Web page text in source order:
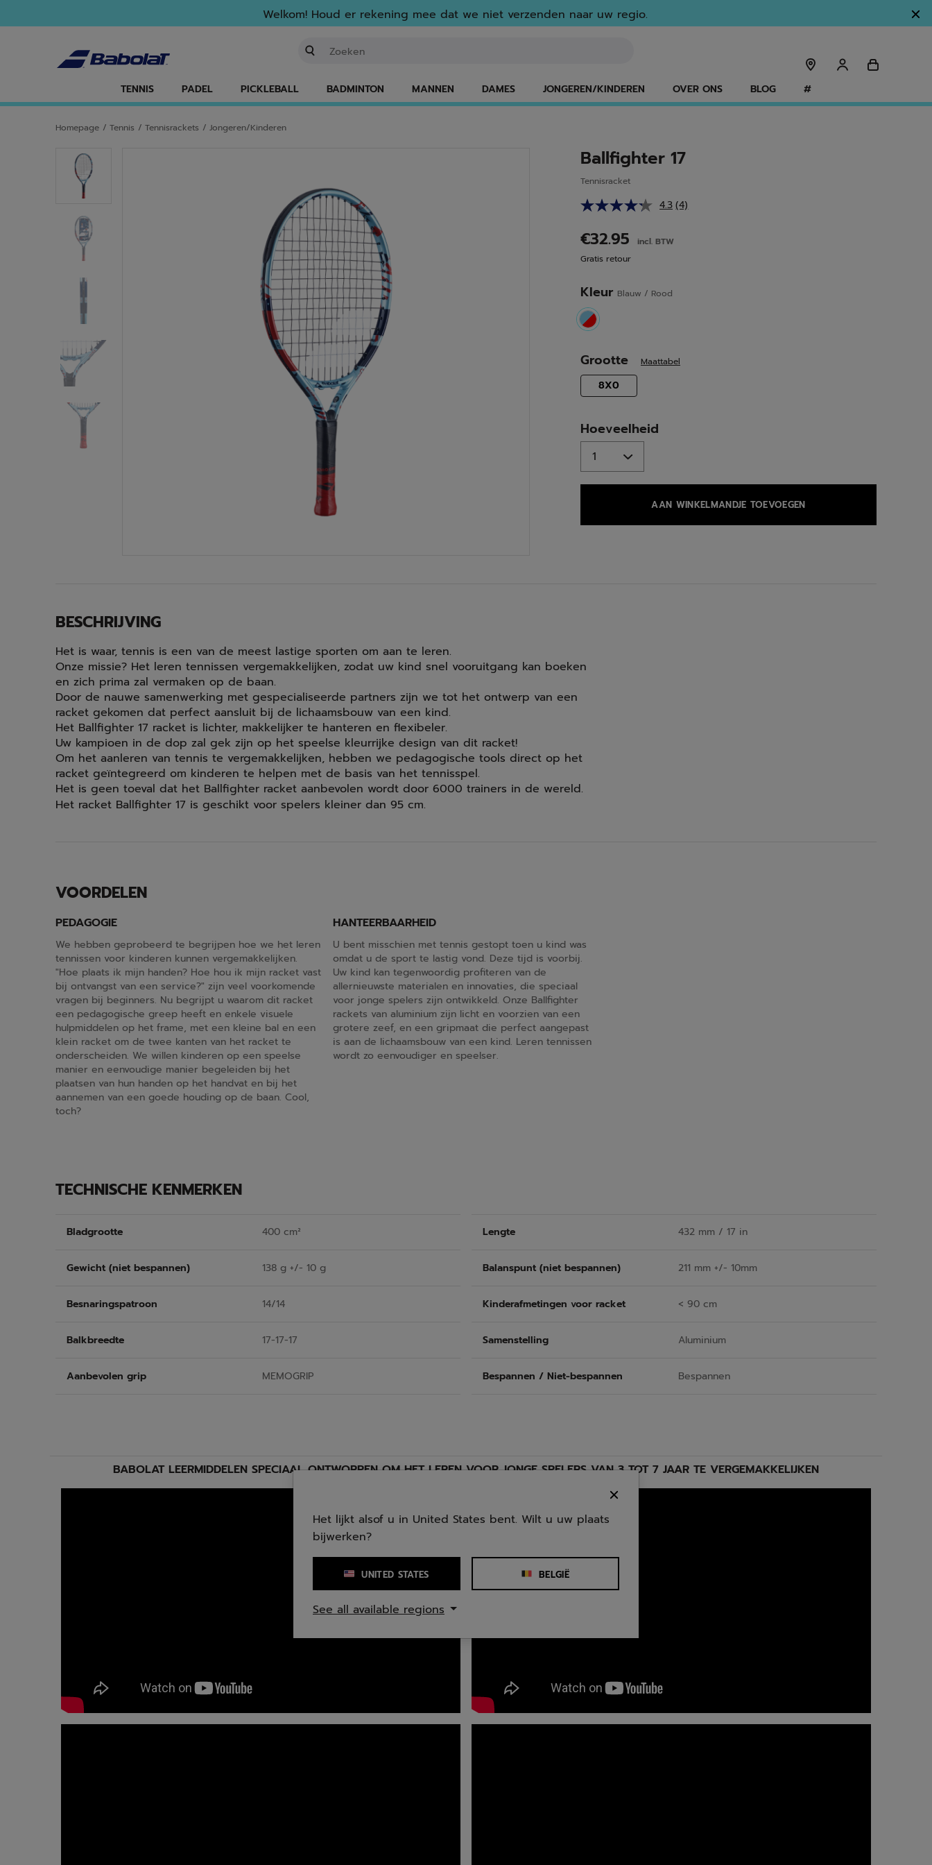
Welkom! Houd er rekening mee dat we niet verzenden naar uw regio.
TENNIS PADEL PICKLEBALL BADMINTON MANNEN DAMES JONGEREN/KINDEREN OVER ONS BLOG #
Homepage / Tennis / Tennisrackets / Jongeren/Kinderen
Ballfighter 17
Tennisracket
4.3 Lees
(4)
€32.95
incl. BTW
Gratis retour
Kleur Blauw / Rood
selected
Grootte Maattabel
8X0
Hoeveelheid
AAN WINKELMANDJE TOEVOEGEN
BESCHRIJVING
Het is waar, tennis is een van de meest lastige sporten om aan te leren.
Onze missie? Het leren tennissen vergemakkelijken, zodat uw kind snel vooruitgang kan boeken
en zich prima zal vermaken op de baan.
Door de nauwe samenwerking met gespecialiseerde partners zijn we tot het ontwerp van een
racket gekomen dat perfect aansluit bij de lichaamsbouw van een kind.
Het Ballfighter 17 racket is lichter, makkelijker te hanteren en flexibeler.
Uw kampioen in de dop zal gek zijn op het speelse kleurrijke design van dit racket!
Om het aanleren van tennis te vergemakkelijken, hebben we pedagogische tools direct op het
racket geïntegreerd om kinderen te helpen met de basis van het tennisspel.
Het is geen toeval dat het Ballfighter racket aanbevolen wordt door 6000 trainers in de wereld.
Het racket Ballfighter 17 is geschikt voor spelers kleiner dan 95 cm.
VOORDELEN
PEDAGOGIE
We hebben geprobeerd te begrijpen hoe we het leren
tennissen voor kinderen kunnen vergemakkelijken.
"Hoe plaats ik mijn handen? Hoe hou ik mijn racket vast
bij ontvangst van een service?" zijn veel voorkomende
vragen bij beginners. Nu begrijpt u waarom dit racket
een pedagogische greep heeft en enkele visuele
hulpmiddelen op het frame, met een kleine bal en een
klein racket om de twee kanten van het racket te
onderscheiden. We willen kinderen op een speelse
manier en eenvoudige manier begeleiden bij het
plaatsen van hun handen op het handvat en bij het
aannemen van een goede houding op de baan. Cool,
toch?
HANTEERBAARHEID
U bent misschien met tennis gestopt toen u kind was
omdat u de sport te lastig vond. Deze tijd is voorbij.
Uw kind kan tegenwoordig profiteren van de
allernieuwste materialen en innovaties, die speciaal
voor jonge spelers zijn ontwikkeld. Onze Ballfighter
rackets van aluminium zijn licht en voorzien van een
grotere zeef, en een gripmaat die perfect aangepast
is aan de lichaamsbouw van een kind. Leren tennissen
wordt zo eenvoudiger en speelser.
TECHNISCHE KENMERKEN
Bladgrootte 400 cm² Lengte 432 mm / 17 in
Gewicht (niet bespannen) 138 g +/- 10 g Balanspunt (niet bespannen) 211 mm +/- 10mm
Besnaringspatroon 14/14 Kinderafmetingen voor racket < 90 cm
Balkbreedte 17-17-17 Samenstelling Aluminium
Aanbevolen grip MEMOGRIP Bespannen / Niet-bespannen Bespannen
BABOLAT LEERMIDDELEN SPECIAAL ONTWORPEN OM HET LEREN VOOR JONGE SPELERS VAN 3 TOT 7 JAAR TE VERGEMAKKELIJKEN
Het lijkt alsof u in United States bent. Wilt u uw plaats
bijwerken?
UNITED STATES BELGIË
See all available regions